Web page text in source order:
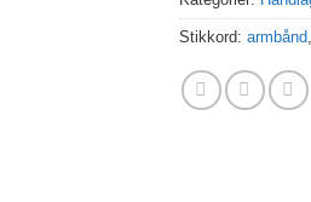
Stikkord: armbånd